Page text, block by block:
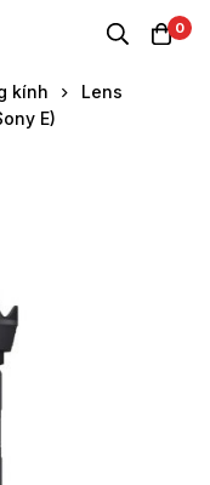
0
kính
Lens
E)